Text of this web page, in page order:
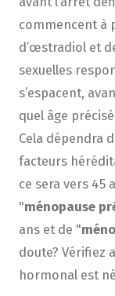
commencent à
d’œstradiol et
sexuelles
s’espacent,
quel âge
Cela dépendra
facteurs
ce sera vers 45
"ménopause
ans et de "
doute? Vérifiez
hormonal est